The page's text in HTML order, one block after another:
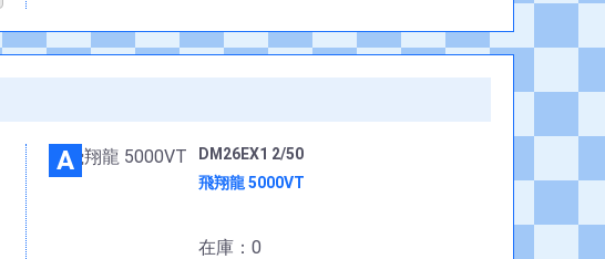
A
DM26EX1 2/50
飛翔龍 5000VT
在庫：0